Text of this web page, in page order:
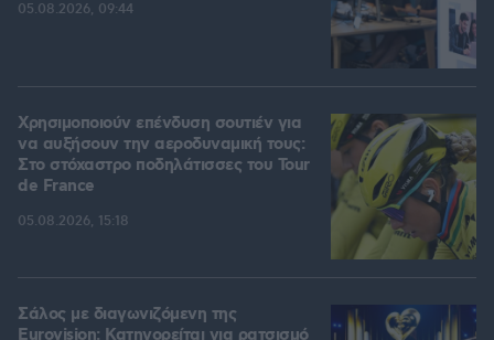
05.08.2026, 09:44
Χρησιμοποιούν επένδυση σουτιέν για
να αυξήσουν την αεροδυναμική τους:
Στο στόχαστρο ποδηλάτισσες του Tour
de France
05.08.2026, 15:18
Σάλος με διαγωνιζόμενη της